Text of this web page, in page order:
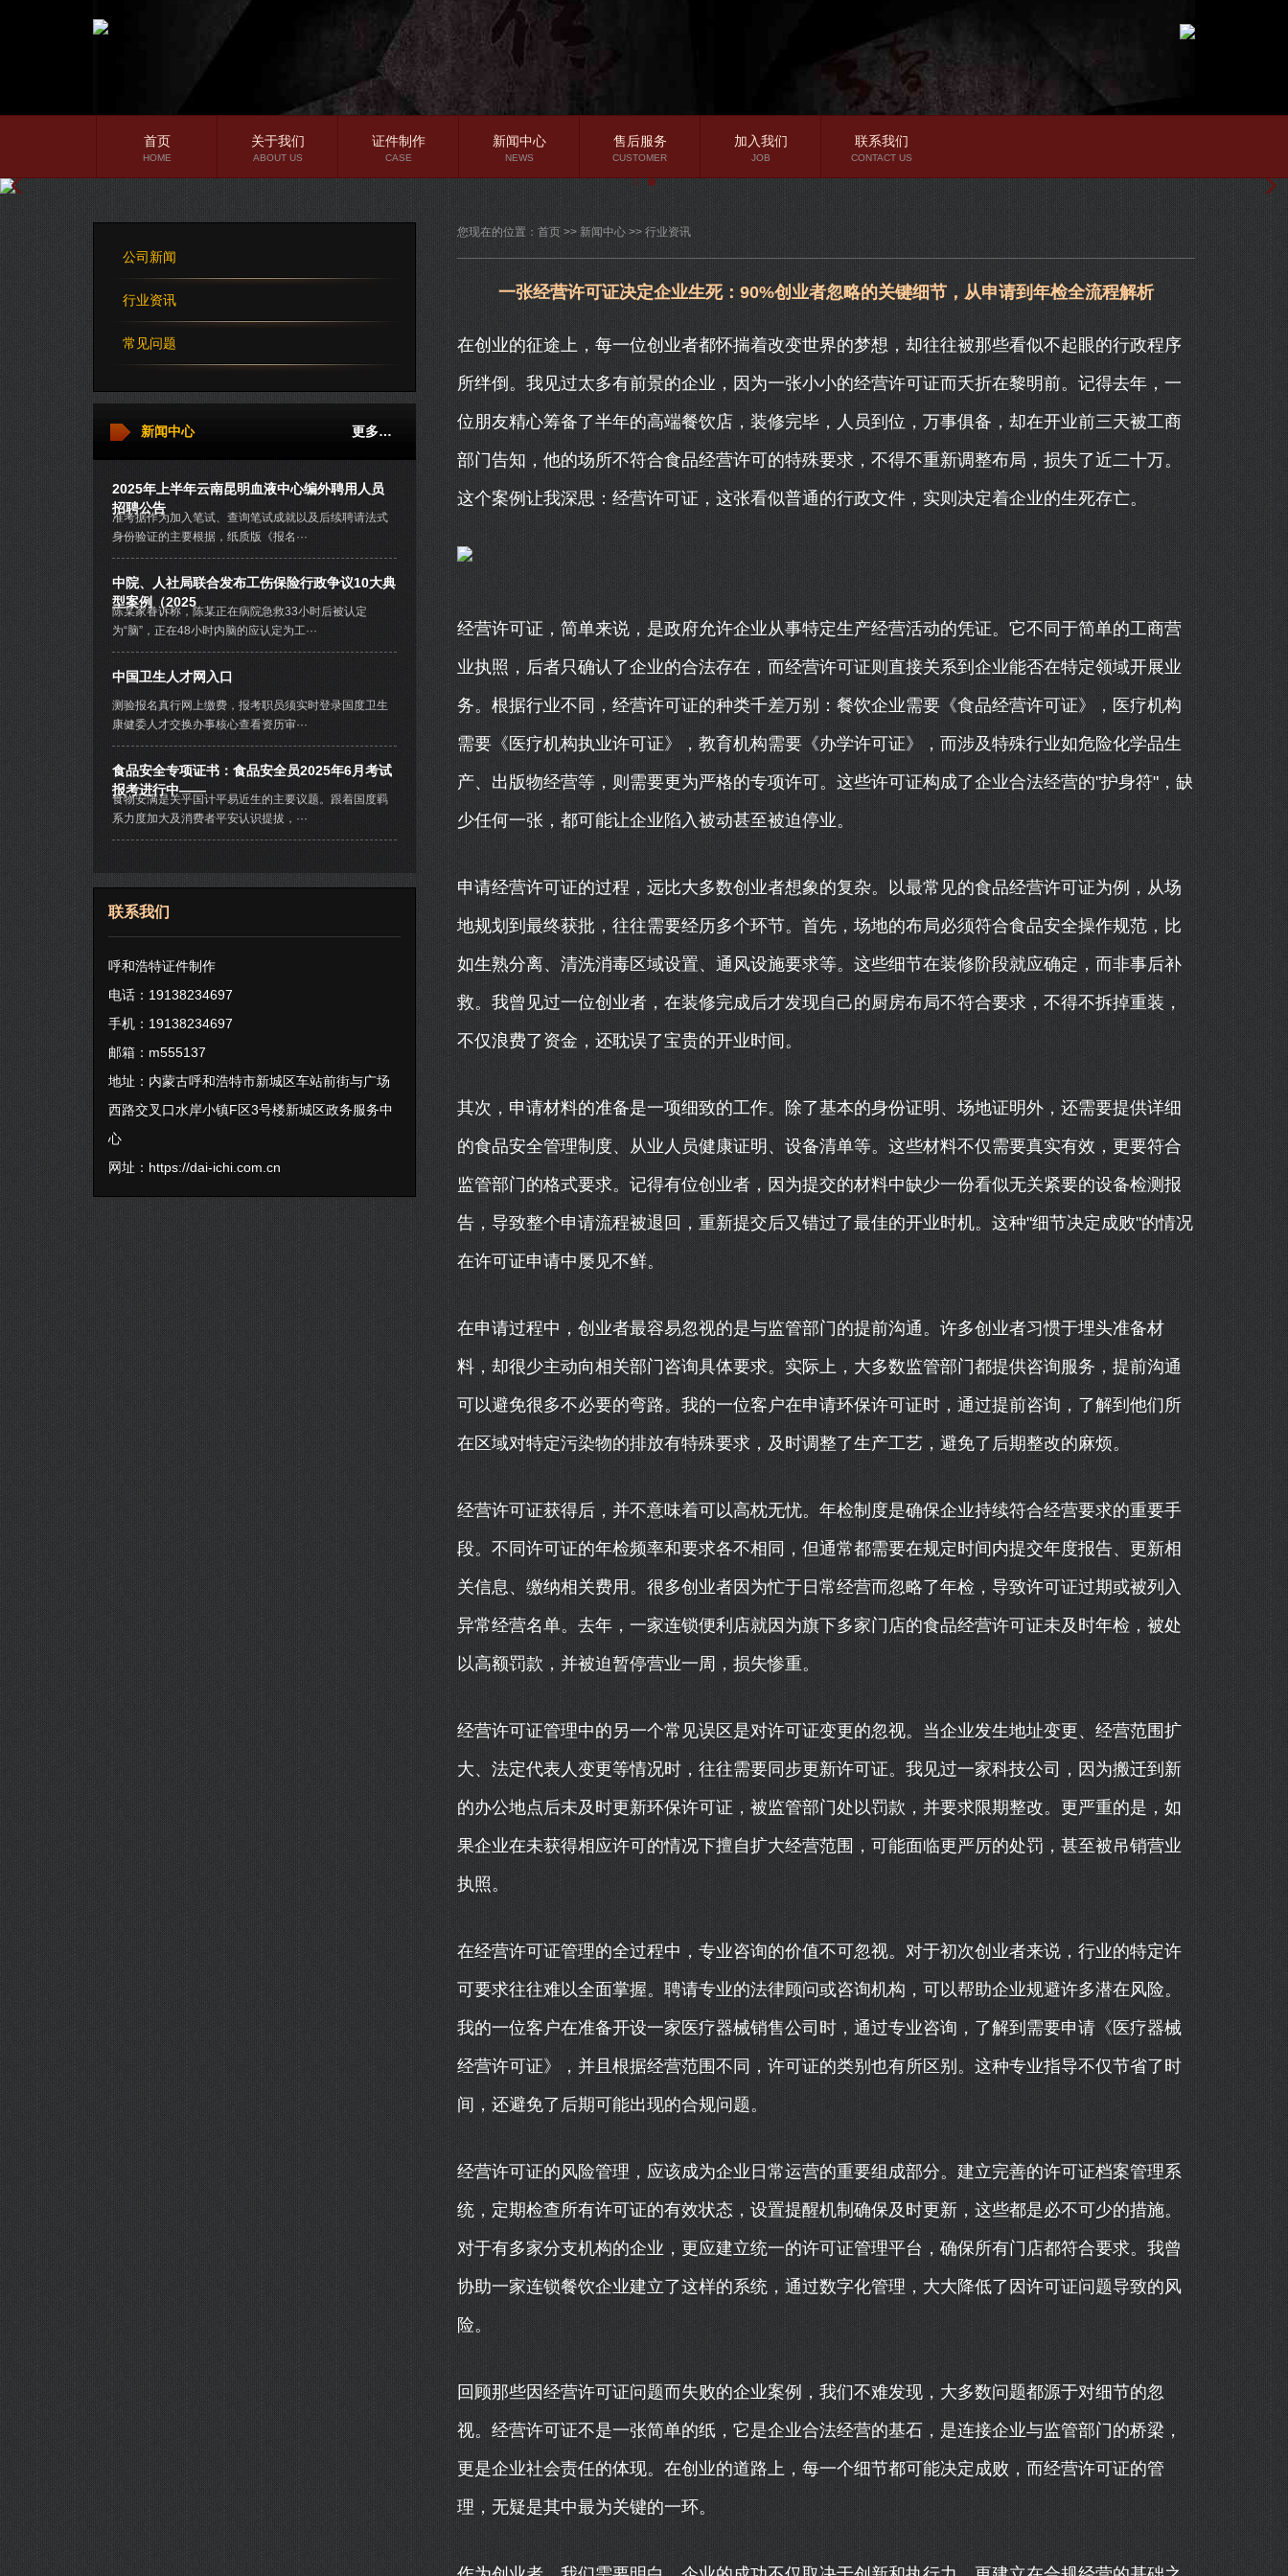
行业资讯
常见问题
首页
HOME
关于我们
ABOUT US
证件制作
CASE
新闻中心
NEWS
售后服务
CUSTOMER
加入我们
JOB
联系我们
CONTACT US
公司新闻
行业资讯
常见问题
更多…
新闻中心
2025年上半年云南昆明血液中心编外聘用人员
招聘公告
准考据作为加入笔试、查询笔试成就以及后续聘请法式
身份验证的主要根据，纸质版《报名···
中院、人社局联合发布工伤保险行政争议10大典
型案例（2025
陈某家眷诉称，陈某正在病院急救33小时后被认定
为“脑”，正在48小时内脑的应认定为工···
中国卫生人才网入口
测验报名真行网上缴费，报考职员须实时登录国度卫生
康健委人才交换办事核心查看资历审···
食品安全专项证书：食品安全员2025年6月考试
报考进行中——
食物安满是关乎国计平易近生的主要议题。跟着国度羁
系力度加大及消费者平安认识提拔，···
联系我们
呼和浩特证件制作
电话：19138234697
手机：19138234697
邮箱：m555137
地址：内蒙古呼和浩特市新城区车站前街与广场
西路交叉口水岸小镇F区3号楼新城区政务服务中
心
网址： https://dai-ichi.com.cn
您现在的位置： 首页 >> 新闻中心 >> 行业资讯
一张经营许可证决定企业生死：90%创业者忽略的关键细节，从申请到年检全流程解析
在创业的征途上，每一位创业者都怀揣着改变世界的梦想，却往往被那些看似不起眼的行政程序
所绊倒。我见过太多有前景的企业，因为一张小小的经营许可证而夭折在黎明前。记得去年，一
位朋友精心筹备了半年的高端餐饮店，装修完毕，人员到位，万事俱备，却在开业前三天被工商
部门告知，他的场所不符合食品经营许可的特殊要求，不得不重新调整布局，损失了近二十万。
这个案例让我深思：经营许可证，这张看似普通的行政文件，实则决定着企业的生死存亡。
经营许可证，简单来说，是政府允许企业从事特定生产经营活动的凭证。它不同于简单的工商营
业执照，后者只确认了企业的合法存在，而经营许可证则直接关系到企业能否在特定领域开展业
务。根据行业不同，经营许可证的种类千差万别：餐饮企业需要《食品经营许可证》，医疗机构
需要《医疗机构执业许可证》，教育机构需要《办学许可证》，而涉及特殊行业如危险化学品生
产、出版物经营等，则需要更为严格的专项许可。这些许可证构成了企业合法经营的"护身符"，缺
少任何一张，都可能让企业陷入被动甚至被迫停业。
申请经营许可证的过程，远比大多数创业者想象的复杂。以最常见的食品经营许可证为例，从场
地规划到最终获批，往往需要经历多个环节。首先，场地的布局必须符合食品安全操作规范，比
如生熟分离、清洗消毒区域设置、通风设施要求等。这些细节在装修阶段就应确定，而非事后补
救。我曾见过一位创业者，在装修完成后才发现自己的厨房布局不符合要求，不得不拆掉重装，
不仅浪费了资金，还耽误了宝贵的开业时间。
其次，申请材料的准备是一项细致的工作。除了基本的身份证明、场地证明外，还需要提供详细
的食品安全管理制度、从业人员健康证明、设备清单等。这些材料不仅需要真实有效，更要符合
监管部门的格式要求。记得有位创业者，因为提交的材料中缺少一份看似无关紧要的设备检测报
告，导致整个申请流程被退回，重新提交后又错过了最佳的开业时机。这种"细节决定成败"的情况
在许可证申请中屡见不鲜。
在申请过程中，创业者最容易忽视的是与监管部门的提前沟通。许多创业者习惯于埋头准备材
料，却很少主动向相关部门咨询具体要求。实际上，大多数监管部门都提供咨询服务，提前沟通
可以避免很多不必要的弯路。我的一位客户在申请环保许可证时，通过提前咨询，了解到他们所
在区域对特定污染物的排放有特殊要求，及时调整了生产工艺，避免了后期整改的麻烦。
经营许可证获得后，并不意味着可以高枕无忧。年检制度是确保企业持续符合经营要求的重要手
段。不同许可证的年检频率和要求各不相同，但通常都需要在规定时间内提交年度报告、更新相
关信息、缴纳相关费用。很多创业者因为忙于日常经营而忽略了年检，导致许可证过期或被列入
异常经营名单。去年，一家连锁便利店就因为旗下多家门店的食品经营许可证未及时年检，被处
以高额罚款，并被迫暂停营业一周，损失惨重。
经营许可证管理中的另一个常见误区是对许可证变更的忽视。当企业发生地址变更、经营范围扩
大、法定代表人变更等情况时，往往需要同步更新许可证。我见过一家科技公司，因为搬迁到新
的办公地点后未及时更新环保许可证，被监管部门处以罚款，并要求限期整改。更严重的是，如
果企业在未获得相应许可的情况下擅自扩大经营范围，可能面临更严厉的处罚，甚至被吊销营业
执照。
在经营许可证管理的全过程中，专业咨询的价值不可忽视。对于初次创业者来说，行业的特定许
可要求往往难以全面掌握。聘请专业的法律顾问或咨询机构，可以帮助企业规避许多潜在风险。
我的一位客户在准备开设一家医疗器械销售公司时，通过专业咨询，了解到需要申请《医疗器械
经营许可证》，并且根据经营范围不同，许可证的类别也有所区别。这种专业指导不仅节省了时
间，还避免了后期可能出现的合规问题。
经营许可证的风险管理，应该成为企业日常运营的重要组成部分。建立完善的许可证档案管理系
统，定期检查所有许可证的有效状态，设置提醒机制确保及时更新，这些都是必不可少的措施。
对于有多家分支机构的企业，更应建立统一的许可证管理平台，确保所有门店都符合要求。我曾
协助一家连锁餐饮企业建立了这样的系统，通过数字化管理，大大降低了因许可证问题导致的风
险。
回顾那些因经营许可证问题而失败的企业案例，我们不难发现，大多数问题都源于对细节的忽
视。经营许可证不是一张简单的纸，它是企业合法经营的基石，是连接企业与监管部门的桥梁，
更是企业社会责任的体现。在创业的道路上，每一个细节都可能决定成败，而经营许可证的管
理，无疑是其中最为关键的一环。